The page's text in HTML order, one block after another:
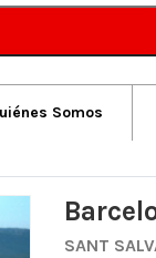
Somos
SANT